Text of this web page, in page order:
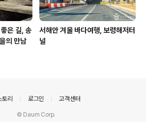
은 길, 송
의 만남
서해안 겨울 바다여행, 보령해저터
널
토리 로그인 고객센터
© Daum Corp.